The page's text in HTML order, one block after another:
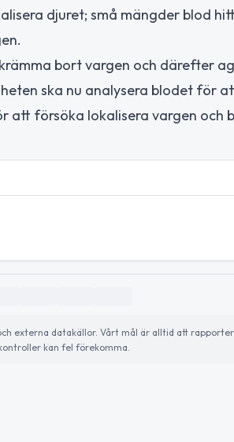
djuret; små mängder blod
bort vargen och därefter
ska nu analysera blodet för
försöka lokalisera vargen och
externa datakällor. Vårt mål är alltid att
kan fel förekomma.